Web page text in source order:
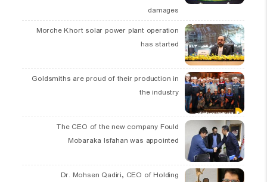
damages
Morche Khort solar power plant operation
has started
Goldsmiths are proud of their production in
the industry
The CEO of the new company Fould
Mobaraka Isfahan was appointed
Dr. Mohsen Qadiri, CEO of Holding